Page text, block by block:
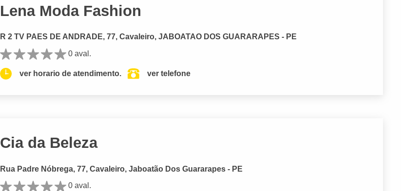
Lena Moda Fashion
R 2 TV PAES DE ANDRADE, 77, Cavaleiro, JABOATAO DOS GUARARAPES - PE
0 aval.
ver horario de atendimento. ver telefone
Cia da Beleza
Rua Padre Nóbrega, 77, Cavaleiro, Jaboatão Dos Guararapes - PE
0 aval.